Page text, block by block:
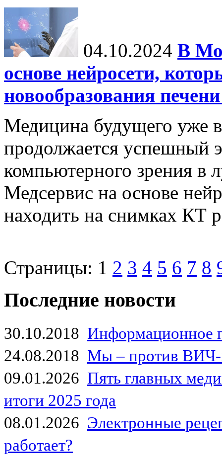
04.10.2024 В
основе нейросети,
новообразования
Медицина будущего уже
продолжается успешный
компьютерного зрения в
Медсервис на основе
находить на снимках КТ
Страницы: 1 2 3 4 5 6 7 8
Последние новости
30.10.2018 Информационное
24.08.2018 Мы – против
09.01.2026 Пять главных
итоги 2025 года
08.01.2026 Электронные
работает?